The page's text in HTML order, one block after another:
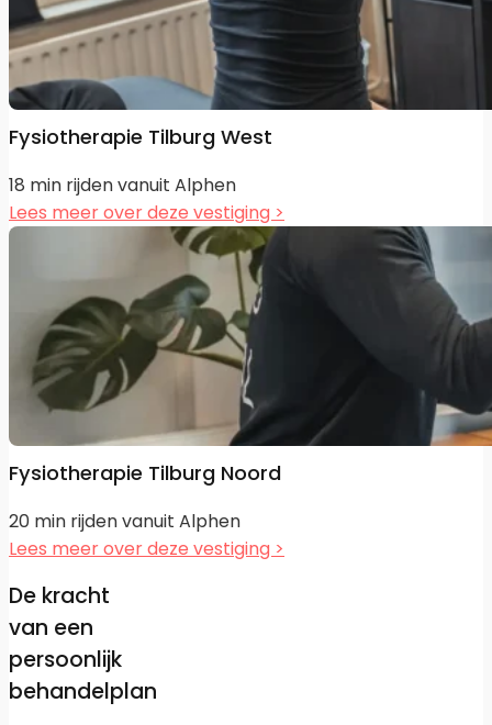
Fysiotherapie Tilburg West
18 min rijden vanuit Alphen
Lees meer over deze vestiging >
Fysiotherapie Tilburg Noord
20 min rijden vanuit Alphen
Lees meer over deze vestiging >
De kracht
van een
persoonlijk
behandelplan